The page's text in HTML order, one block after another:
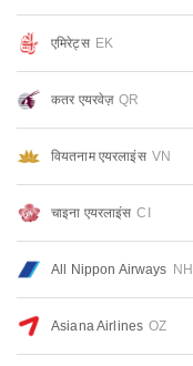
एमिरेट्स EK
कतर एयरवेज़ QR
वियतनाम एयरलाइंस VN
चाइना एयरलाइंस CI
All Nippon Airways NH
Asiana Airlines OZ